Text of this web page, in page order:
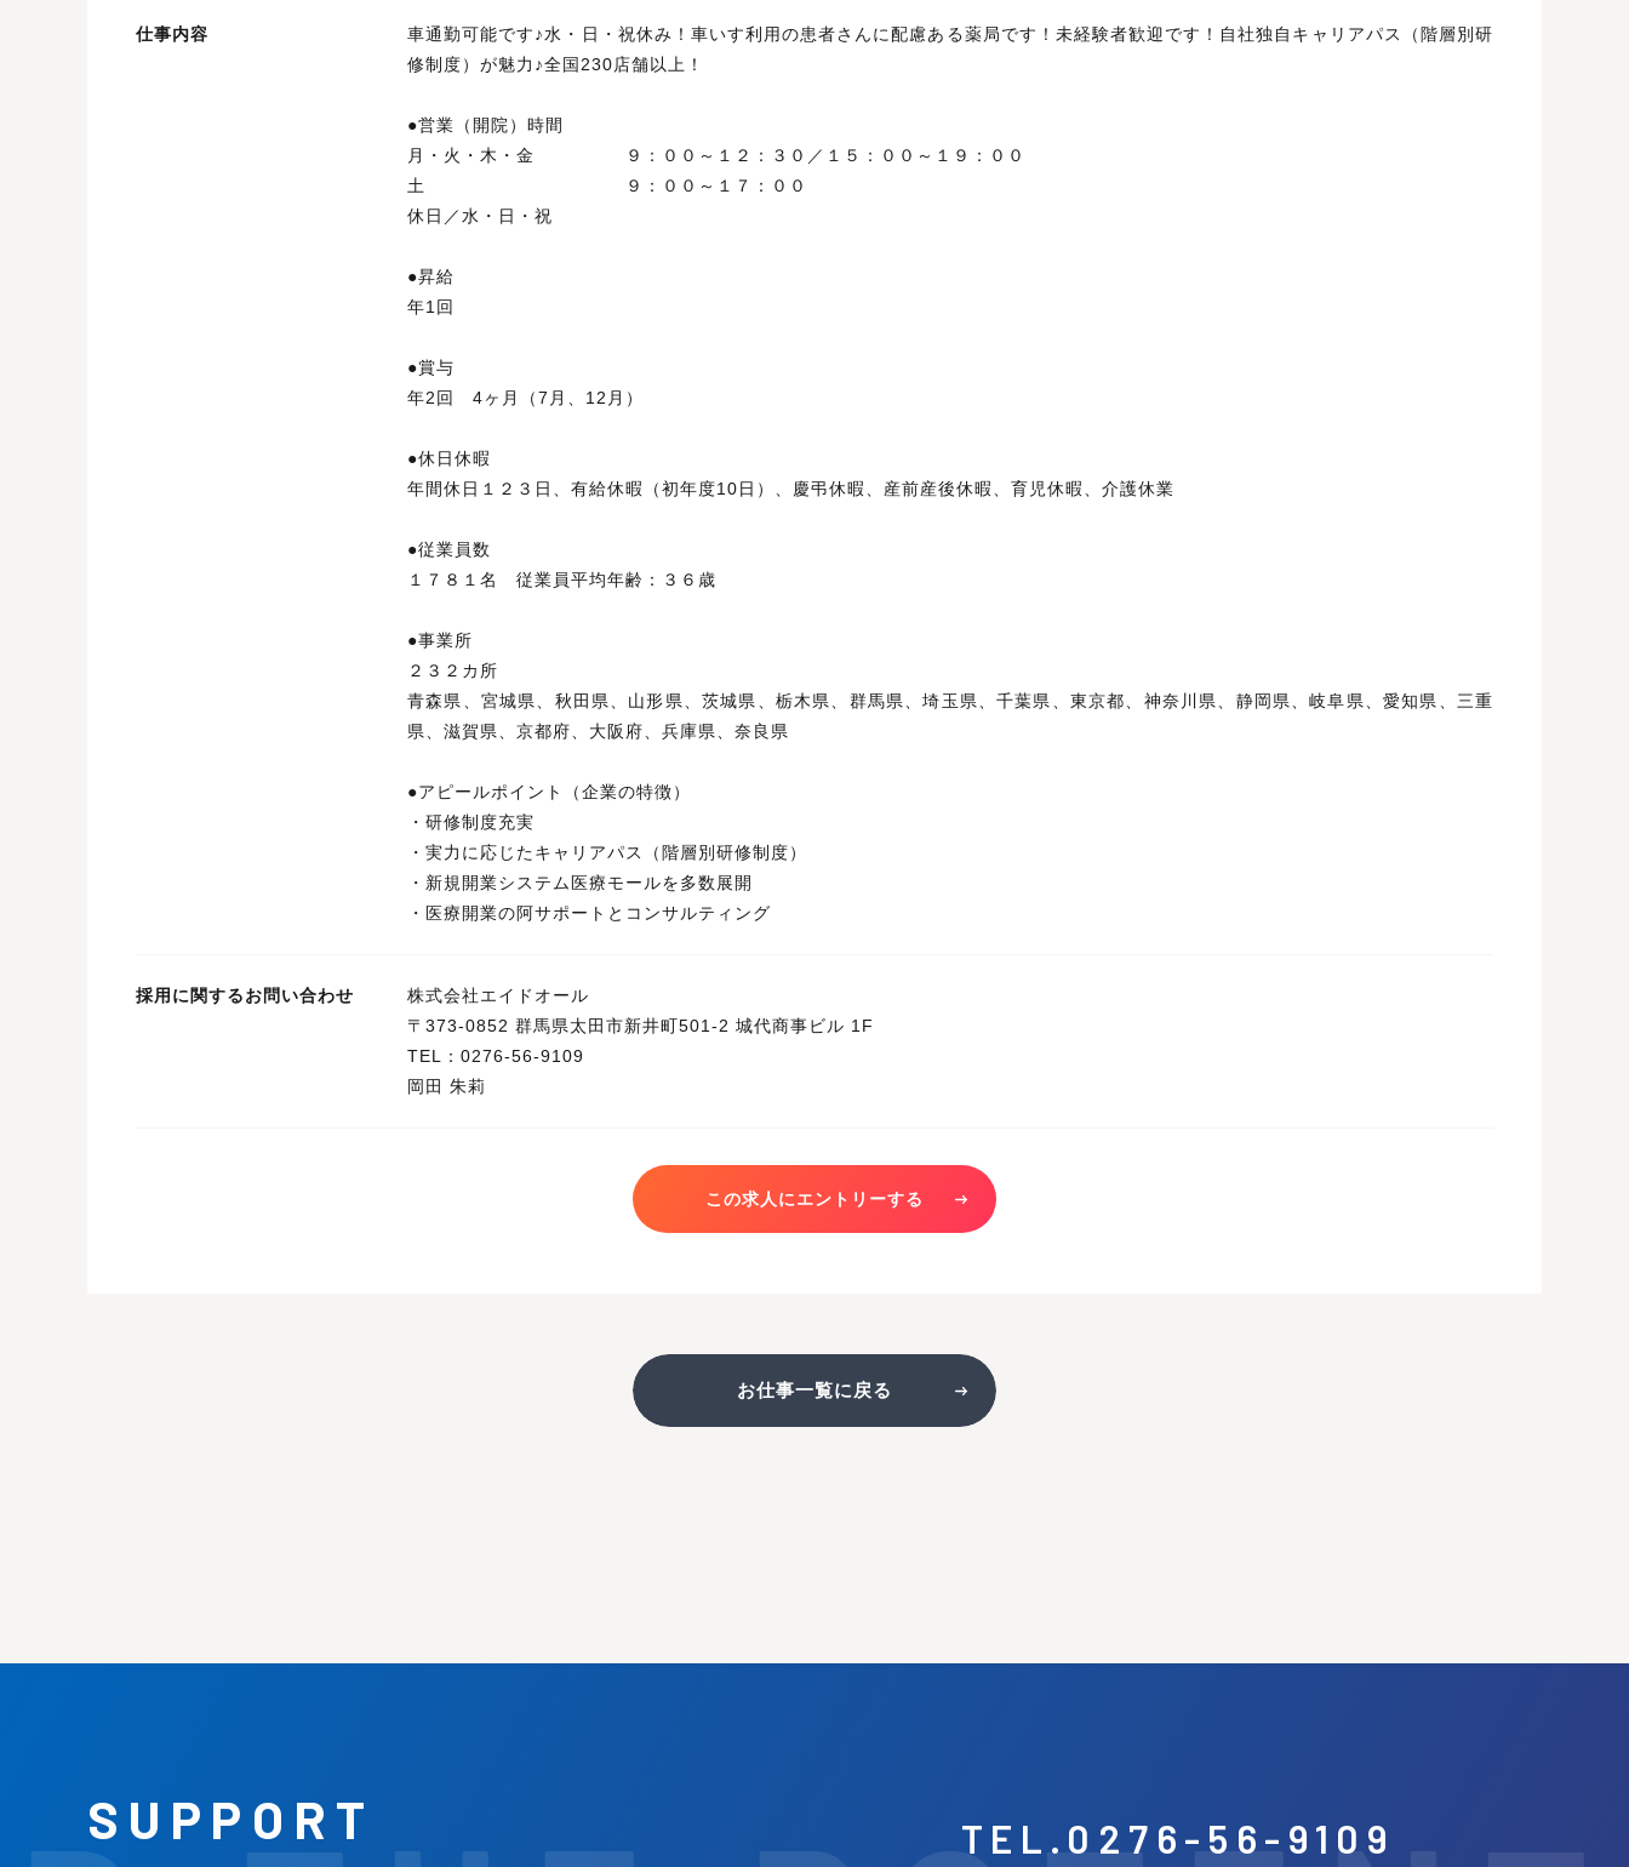
仕事内容
車通勤可能です♪水・日・祝休み！車いす利用の患者さんに配慮ある薬局です！未経験者歓迎です！自社独自キャリアパス（階層別研
修制度）が魅力♪全国230店舗以上！
●営業（開院）時間
月・火・木・金 ９：００～１２：３０／１５：００～１９：００
土 ９：００～１７：００
休日／水・日・祝
●昇給
年1回
●賞与
年2回 4ヶ月（7月、12月）
●休日休暇
年間休日１２３日、有給休暇（初年度10日）、慶弔休暇、産前産後休暇、育児休暇、介護休業
●従業員数
１７８１名 従業員平均年齢：３６歳
●事業所
２３２カ所
青森県、宮城県、秋田県、山形県、茨城県、栃木県、群馬県、埼玉県、千葉県、東京都、神奈川県、静岡県、岐阜県、愛知県、三重
県、滋賀県、京都府、大阪府、兵庫県、奈良県
●アピールポイント（企業の特徴）
・研修制度充実
・実力に応じたキャリアパス（階層別研修制度）
・新規開業システム医療モールを多数展開
・医療開業の阿サポートとコンサルティング
採用に関するお問い合わせ
株式会社エイドオール
〒373-0852 群馬県太田市新井町501-2 城代商事ビル 1F
TEL：0276-56-9109
岡田 朱莉
この求人にエントリーする
お仕事一覧に戻る
SUPPORT TEL.0276-56-9109